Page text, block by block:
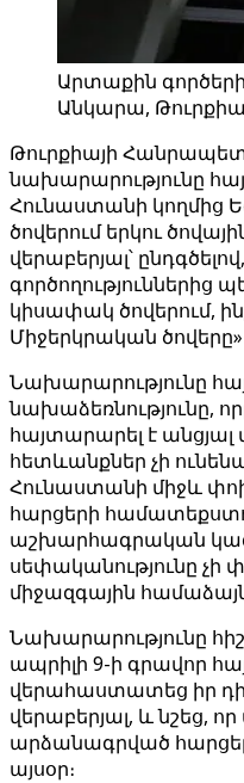
Արտաքին
Անկարա, Թուրքիա
Թուրքիայի
նախարարությունը
Հունաստանի կողմից
ծովերում երկու
վերաբերյալ՝
կիսափակ ծովերում,
Միջերկրական
Նախարարությունը
նախաձեռնությունը,
հայտարարել է
հետևանքներ չի
Հունաստանի միջև
հարցերի
աշխարհագրական
սեփականությունը չի
միջազգային
Նախարարությունը
ապրիլի 9-ի գրավոր
վերահաստատեց իր
վերաբերյալ, և նշեց,
արձանագրված
այսօր։